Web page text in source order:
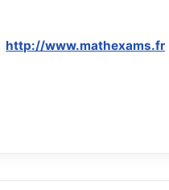
http://www.mathexams.fr